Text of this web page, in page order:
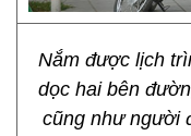
Nắm được lịch
dọc hai bên
cũng như người